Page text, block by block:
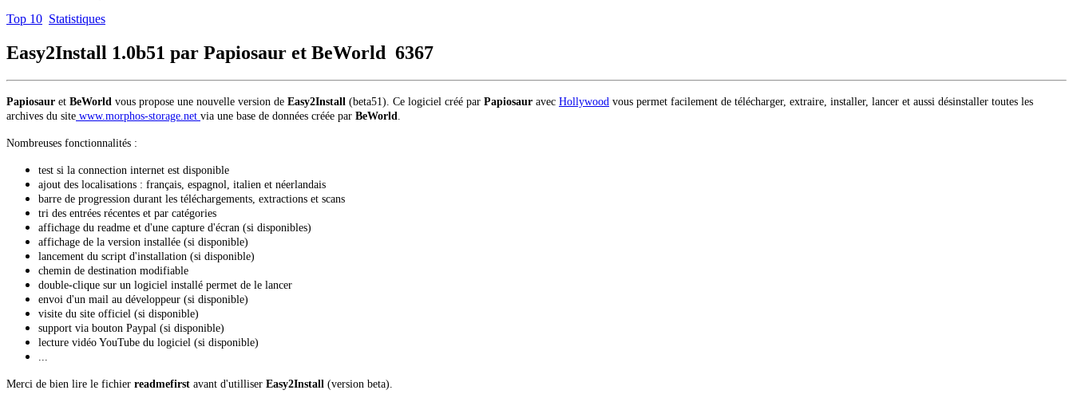
Top 10 Statistiques
Easy2Install 1.0b51 par Papiosaur et BeWorld 6367
Papiosaur et BeWorld vous propose une nouvelle version de Easy2Install (beta51). Ce logiciel créé par Papiosaur avec Hollywood vous permet facilement de télécharger, extraire, installer, lancer et aussi désinstaller toutes les
archives du site www.morphos-storage.net via une base de données créée par BeWorld
Nombreuses fonctionnalités :
test si la connection internet est disponible
ajout des localisations : français, espagnol, italien et néerlandais
barre de progression durant les téléchargements, extractions et scans
tri des entrées récentes et par catégories
affichage du readme et d'une capture d'écran (si disponibles)
affichage de la version installée (si disponible)
lancement du script d'installation (si disponible)
chemin de destination modifiable
double-clique sur un logiciel installé permet de le lancer
envoi d'un mail au développeur (si disponible)
visite du site officiel (si disponible)
support via bouton Paypal (si disponible)
lecture vidéo YouTube du logiciel (si disponible)
Merci de bien lire le fichier readmefirst avant d'utilliser Easy2Install (version beta).